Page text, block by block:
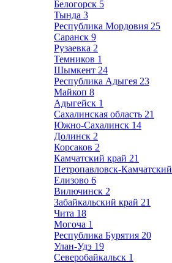
Белогорск 5
Тында 3
Республика Мордовия 25
Саранск 9
Рузаевка 2
Темников 1
Шымкент 24
Республика Адыгея 23
Майкоп 8
Адыгейск 1
Сахалинская область 21
Южно-Сахалинск 14
Долинск 2
Корсаков 2
Камчатский край 21
Петропавловск-Камчатский
Елизово 6
Вилючинск 2
Забайкальский край 21
Чита 18
Могоча 1
Республика Бурятия 20
Улан-Удэ 19
Северобайкальск 1